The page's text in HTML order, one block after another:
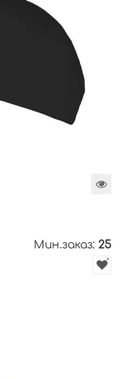
Мин.заказ: 25